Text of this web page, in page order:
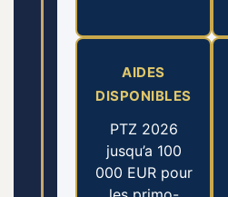
AIDES
DISPONIBLES
PTZ 2026
jusqu’a 100
000 EUR pour